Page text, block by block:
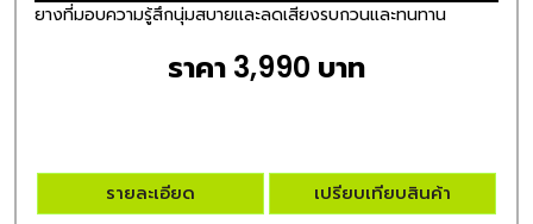
ยางที่มอบความรู้สึกนุ่มสบายและลดเสียงรบกวนและทนทาน
ราคา 3,990 บาท
รายละเอียด เปรียบเทียบสินค้า